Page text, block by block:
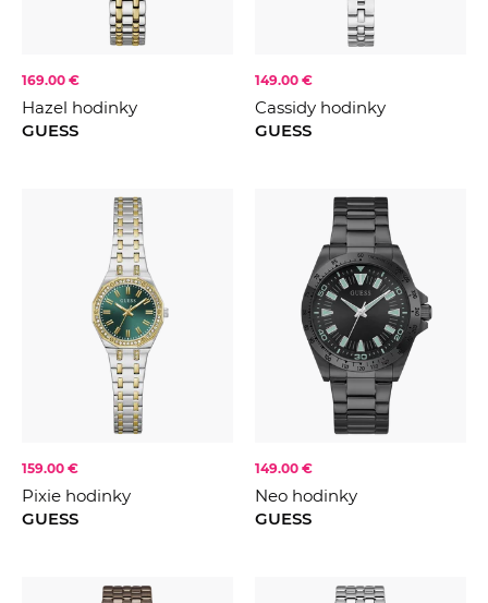
169.00 €
Hazel hodinky
GUESS
149.00 €
Cassidy hodinky
GUESS
159.00 €
Pixie hodinky
GUESS
149.00 €
Neo hodinky
GUESS